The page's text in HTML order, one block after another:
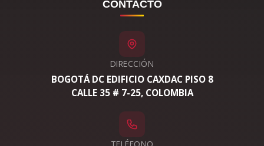
CONTACTO
DIRECCIÓN
BOGOTÁ DC EDIFICIO CAXDAC PISO 8
CALLE 35 # 7-25, COLOMBIA